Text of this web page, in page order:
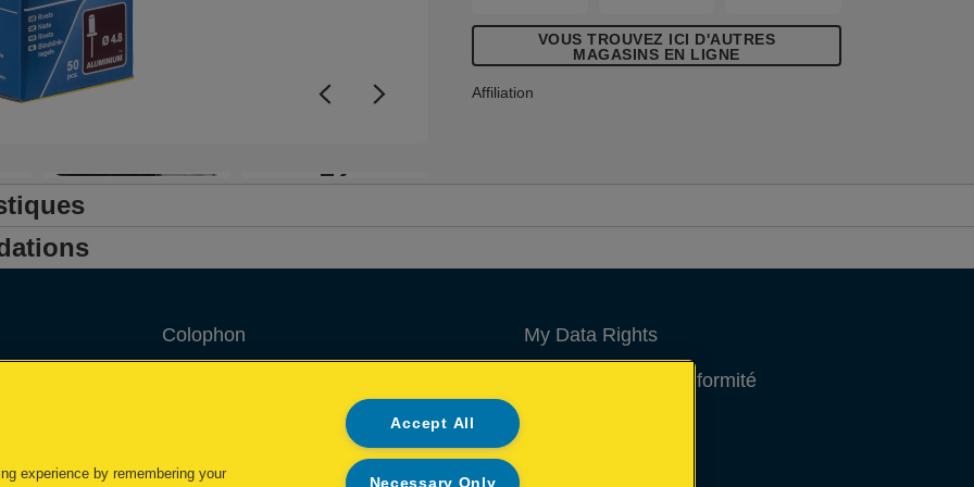
+2
VOUS TROUVEZ ICI D'AUTRES
MAGASINS EN LIGNE
Affiliation
Colophon
Politique concernant les cookies
Demande de données complètes
My Data Rights
Déclarations de conformité
experience by remembering your
Accept All
Necessary Only